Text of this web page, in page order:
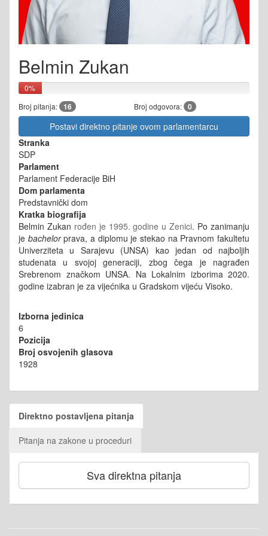
Belmin Zukan
0%
Broj pitanja: 16 Broj odgovora: 0
Postavi direktno pitanje ovom parlamentarcu
Stranka
SDP
Parlament
Parlament Federacije BiH
Dom parlamenta
Predstavnički dom
Kratka biografija
Belmin Zukan rođen je 1995. godine u Zenici. Po zanimanju
je bachelorprava, a diplomu je stekao na Pravnom fakultetu
Univerziteta u Sarajevu (UNSA) kao jedan od najboljih
studenata u svojoj generaciji, zbog čega je nagrađen
Srebrenom značkom UNSA. Na Lokalnim izborima 2020.
godine izabran je za vijećnika u Gradskom vijeću Visoko.
Izborna jedinica
6
Pozicija
Broj osvojenih glasova
1928
Direktno postavljena pitanja
Pitanja na zakone u proceduri
Sva direktna pitanja